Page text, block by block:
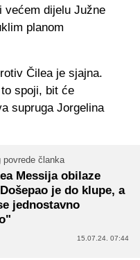
većem dijelu Južne
planom
Čilea je sjajna.
spoji, bit će
supruga Jorgelina
povrede članka
Messija obilaze
je do klupe, a
jednostavno
15.07.24. 07:44